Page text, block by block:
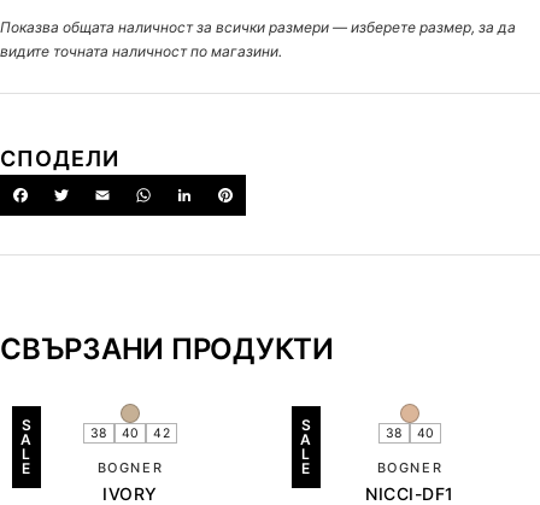
Показва общата наличност за всички размери — изберете размер, за да
видите точната наличност по магазини.
СПОДЕЛИ
СВЪРЗАНИ ПРОДУКТИ
S
A
L
E
38 40 42
BOGNER
IVORY
S
A
L
E
38 40
BOGNER
NICCI-DF1